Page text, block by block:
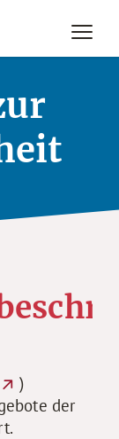
)
der